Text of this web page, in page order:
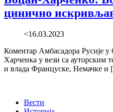
цинично
<16.03.2023
Коментар Амбасадора Русије
Харченка у вези са ауторским
и влада Француске, Немачке
Вести